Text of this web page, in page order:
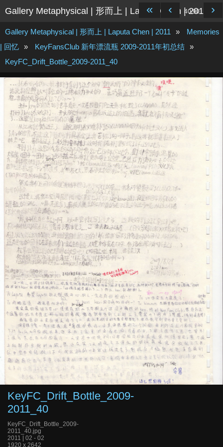
Gallery Metaphysical | 形而上 | Laputa Chen | 2011
Gallery Metaphysical | 形而上 | Laputa Chen | 2011 »
Memories
| 回忆 » KeyFansClub 新年漂流瓶 2009-2011年初总结 »
KeyFC_Drift_Bottle_2009-2011_40
« ‹ 40/90 ›
KeyFC_Drift_Bottle_2009-
2011_40
KeyFC_Drift_Bottle_2009-
2011_40.jpg
2011 | 02 - 02
1920 x 2642